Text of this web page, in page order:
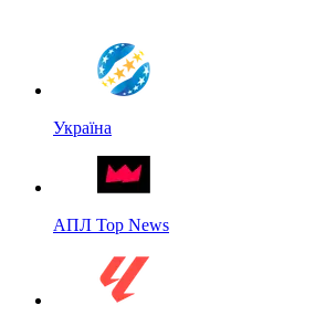
Україна
АПЛ Top News